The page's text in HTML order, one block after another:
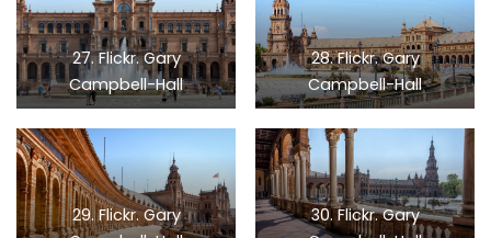
27. Flickr. Gary
Campbell-Hall
28. Flickr. Gary
Campbell-Hall
29. Flickr. Gary
30. Flickr. Gary